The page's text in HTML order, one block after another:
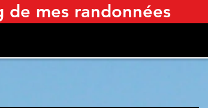
de mes randonnées